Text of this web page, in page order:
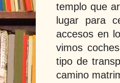
templo que
lugar para
accesos en
vimos
tipo de
camino